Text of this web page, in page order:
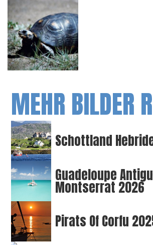
MEHR BILDER
Schottland
Guadeloupe
Montserrat 2026
Pirats Of Corfu